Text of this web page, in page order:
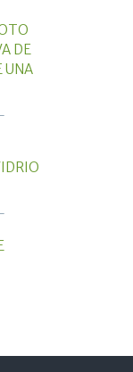
DE
UNA